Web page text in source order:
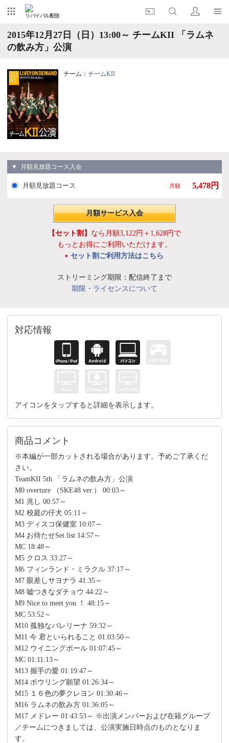
リバイバル配信
2015年12月27日（日）13:00～ チームKII 「ラムネ
の飲み方」公演
チーム： チームKII
▼ 月額見放題コース入会
月額見放題コース 月額 5,478円
月額サービス入会
【セット割】 なら月額3,122円＋1,628円で
もっとお得にご利用いただけます。
セット割ご利用方法はこちら
ストリーミング期限：配信終了まで
期限・ライセンスについて
対応情報
アイコンをタップすると詳細を表示します。
商品コメント
※本編が一部カットされる場合があります。予めご了承くだ
さい。
TeamKII 5th 「ラムネの飲み方」公演
M0 overture （SKE48 ver.） 00:03～
M1 兆し 00:57～
M2 校庭の仔犬 05:11～
M3 ディスコ保健室 10:07～
M4 お待たせSet list 14:57～
MC 18:48～
M5 クロス 33:27～
M6 フィンランド・ミラクル 37:17～
M7 眼差しサヨナラ 41:35～
M8 嘘つきなダチョウ 44:22～
M9 Nice to meet you ！ 48:15～
MC 53:52～
M10 孤独なバレリーナ 59:32～
M11 今 君といられること 01:03:50～
M12 ウイニングボール 01:07:45～
MC 01:11:13～
M13 握手の愛 01:19:47～
M14 ボウリング願望 01:26:34～
M15 １６色の夢クレヨン 01:30:46～
M16 ラムネの飲み方 01:36:05～
M17 メドレー 01:43:53～ ※出演メンバーおよび在籍グループ
／チームにつきましては、公演実施日時点のものとなりま
す。